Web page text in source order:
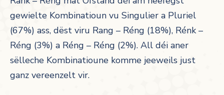
gewielte Kombinatioun vu Singulier a Pluriel
(67%) ass, dëst viru Rang – Réng (18%), Rénk –
Réng (3%) a Réng – Réng (2%). All déi aner
sëlleche Kombinatioune komme jeeweils just
ganz vereenzelt vir.